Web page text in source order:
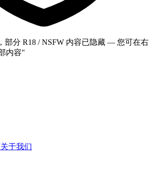
部分 R18 / NSFW 内容已隐藏 — 您可在右
内容"
关于我们